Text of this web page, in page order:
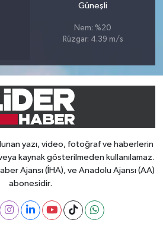
Güneşli
Nem: %20
Rüzgar: 4.39 m/s
yazı, video, fotoğraf ve haberlerin
veya kaynak gösterilmeden kullanılamaz.
Ajansı (İHA), ve Anadolu Ajansı (AA)
abonesidir.